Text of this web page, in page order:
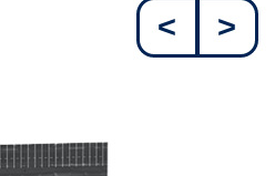
< >